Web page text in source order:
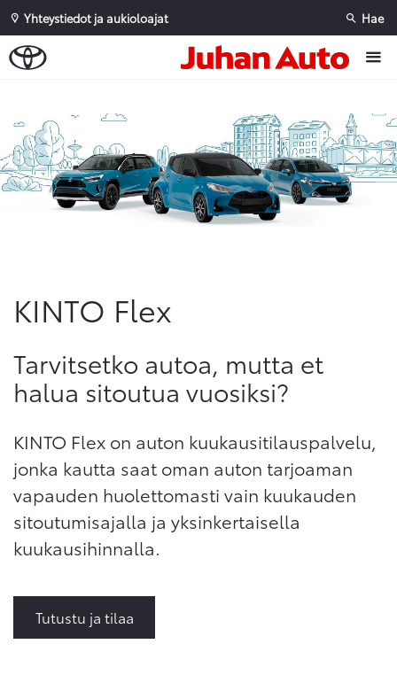
Yhteystiedot ja aukioloajat Hae
KINTO Flex
Tarvitsetko autoa, mutta et
halua sitoutua vuosiksi?
KINTO Flex on auton kuukausitilauspalvelu,
jonka kautta saat oman auton tarjoaman
vapauden huolettomasti vain kuukauden
sitoutumisajalla ja yksinkertaisella
kuukausihinnalla.
Tutustu ja tilaa